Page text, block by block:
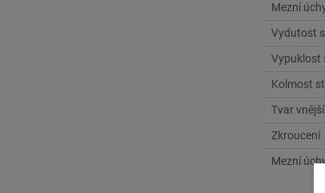
Mezní
Vydutost
Vypuklost
Kolmost
Tvar
Zkroucení
Mezní